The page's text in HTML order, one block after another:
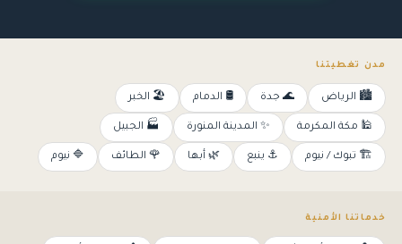
مدن تغطيتنا
🏙️ الرياض 🌊 جدة 🛢️ الدمام 🏖️ الخبر
🕌 مكة المكرمة ✨ المدينة المنورة 🏭 الجبيل
🏗️ تبوك / نيوم ⚓ ينبع 🌿 أبها 🌹 الطائف 🔷 نيوم
خدماتنا الأمنية